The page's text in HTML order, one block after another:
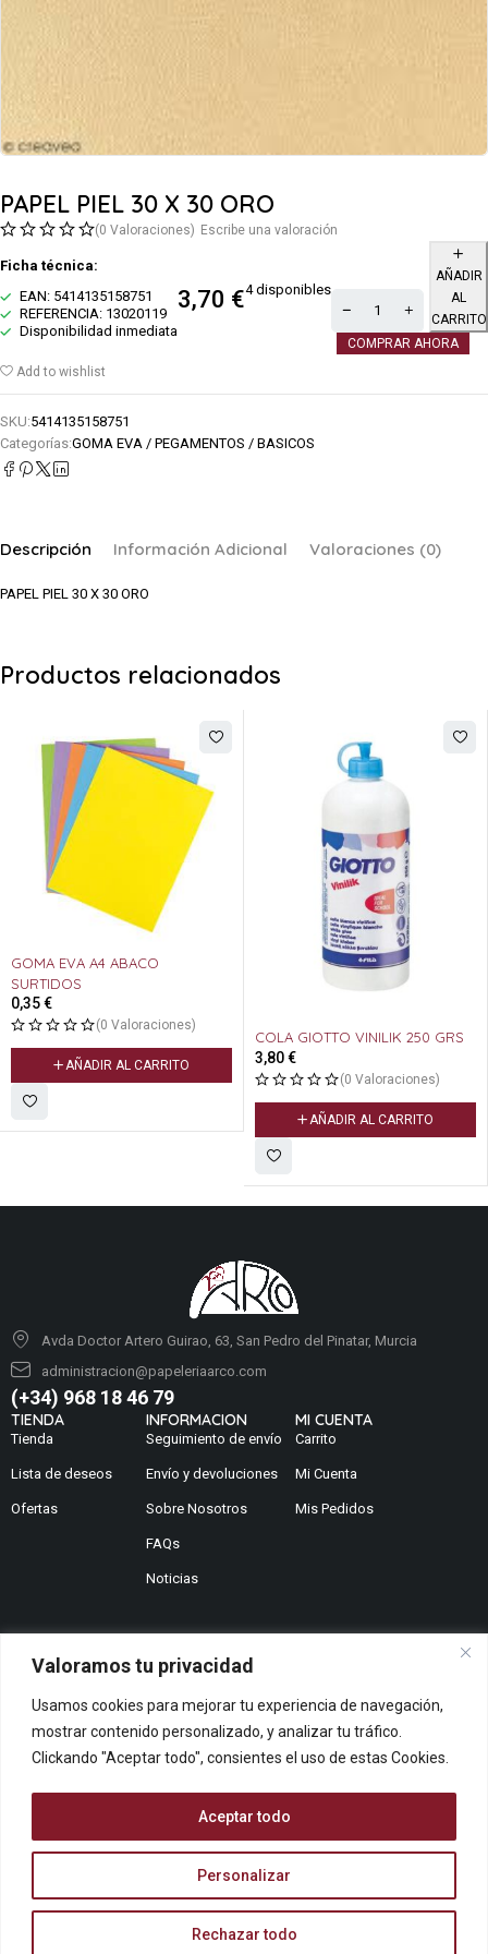
Valoramos tu privacidad
Usamos cookies para mejorar tu experiencia de navegación,
mostrar contenido personalizado, y analizar tu tráfico.
Clickando "Aceptar todo", consientes el uso de estas Cookies.
Personalizar
Rechazar todo
Aceptar todo
PAPEL PIEL 30 X 30 ORO
(0 Valoraciones) Escribe una valoración
Ficha técnica:
EAN: 5414135158751
REFERENCIA: 13020119
Disponibilidad inmediata
3,70 €4 disponibles
AÑADIR
AL
CARRITO
COMPRAR AHORA
Add to wishlist
SKU:5414135158751
Categorías:GOMA EVA / PEGAMENTOS / BASICOS
Descripción Información Adicional Valoraciones (0)
PAPEL PIEL 30 X 30 ORO
Productos relacionados
GOMA EVA A4 ABACO
SURTIDOS
0,35€
(0 Valoraciones)
AÑADIR AL CARRITO
COLA GIOTTO VINILIK 250 GRS
3,80€
(0 Valoraciones)
AÑADIR AL CARRITO
Avda Doctor Artero Guirao, 63, San Pedro del Pinatar, Murcia
administracion@papeleriaarco.com
(+34) 968 18 46 79
TIENDA
Tienda
Lista de deseos
Ofertas
INFORMACION
Seguimiento de envío
Envío y devoluciones
Sobre Nosotros
FAQs
Noticias
MI CUENTA
Carrito
Mi Cuenta
Mis Pedidos
¿Te podemos ayudar?
Queremos saber tu opinión
© ARCOPAPEL 2006 S.L. | Todos los derechos reservados